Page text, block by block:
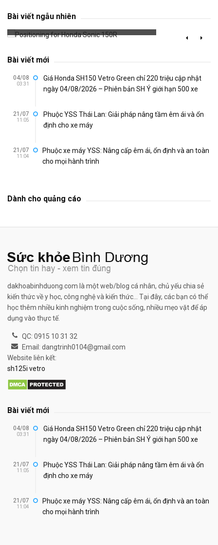
Bài viết ngẫu nhiên
Positioning for Honda Sonic 150R
Bài viết mới
04/08
03:31
Giá Honda SH150 Vetro Green chỉ 220 triệu cập nhật
ngày 04/08/2026 – Phiên bản SH Ý giới hạn 500 xe
21/07
11:05
Phuộc YSS Thái Lan: Giải pháp nâng tầm êm ái và ổn
định cho xe máy
21/07
11:04
Phuộc xe máy YSS: Nâng cấp êm ái, ổn định và an toàn
cho mọi hành trình
Dành cho quảng cáo
dakhoabinhduong.com là một web/blog cá nhân, chủ yếu chia sẻ
kiến thức về y học, công nghệ và kiến thức... Tại đây, các bạn có thể
học thêm nhiều kinh nghiệm trong cuộc sống, nhiều mẹo vặt để áp
dụng vào thực tế.
QC: 0915 10 31 32
Email: dangtrinh0104@gmail.com
Website liên kết:
sh125i vetro
Bài viết mới
04/08
03:31
Giá Honda SH150 Vetro Green chỉ 220 triệu cập nhật
ngày 04/08/2026 – Phiên bản SH Ý giới hạn 500 xe
21/07
11:05
Phuộc YSS Thái Lan: Giải pháp nâng tầm êm ái và ổn
định cho xe máy
21/07
11:04
Phuộc xe máy YSS: Nâng cấp êm ái, ổn định và an toàn
cho mọi hành trình